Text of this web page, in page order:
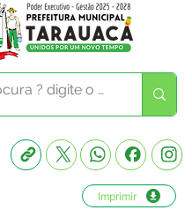
Imprimir